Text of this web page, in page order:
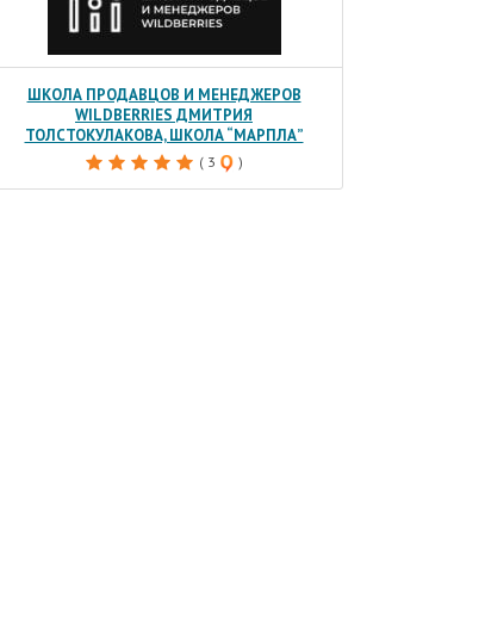
ШКОЛА ПРОДАВЦОВ И МЕНЕДЖЕРОВ
WILDBERRIES ДМИТРИЯ
ТОЛСТОКУЛАКОВА, ШКОЛА “МАРПЛА”
( 3 )